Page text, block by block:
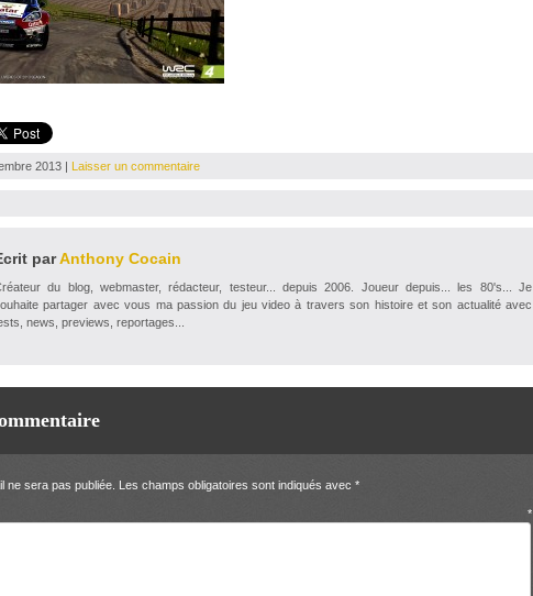
2013 | Laisser un commentaire
parAnthony Cocain
du blog, webmaster, rédacteur, testeur... depuis 2006. Joueur depuis... les 80's... Je
partager avec vous ma passion du jeu video à travers son histoire et son actualité avec
news, previews, reportages...
ne sera pas publiée. Les champs obligatoires sont indiqués avec *
*